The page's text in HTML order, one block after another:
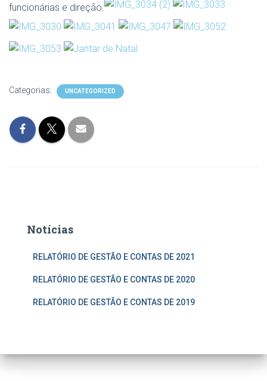
funcionárias e direção.
Categorias: UNCATEGORIZED
Notícias
RELATÓRIO DE GESTÃO E CONTAS DE 2021
RELATÓRIO DE GESTÃO E CONTAS DE 2020
RELATÓRIO DE GESTÃO E CONTAS DE 2019